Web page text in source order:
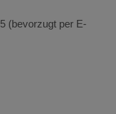
(bevorzugt per E-